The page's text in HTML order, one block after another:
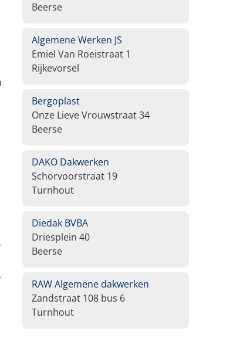
Beerse
Algemene Werken JS
Emiel Van Roeistraat 1
Rijkevorsel
Bergoplast
Onze Lieve Vrouwstraat 34
Beerse
DAKO Dakwerken
Schorvoorstraat 19
Turnhout
Diedak BVBA
Driesplein 40
Beerse
RAW Algemene dakwerken
Zandstraat 108 bus 6
Turnhout